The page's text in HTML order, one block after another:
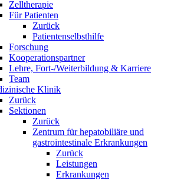
Zelltherapie
Für Patienten
Zurück
Patientenselbsthilfe
Forschung
Kooperationspartner
Lehre, Fort-/Weiterbildung & Karriere
Team
Klinik
Zurück
Sektionen
Zurück
Zentrum für hepatobiliäre und
gastrointestinale Erkrankungen
Zurück
Leistungen
Erkrankungen